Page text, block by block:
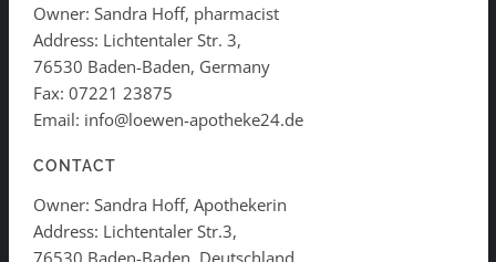
Owner: Sandra Hoff, pharmacist
Address: Lichtentaler Str. 3,
76530 Baden-Baden, Germany
Fax: 07221 23875
Email: info@loewen-apotheke24.de
CONTACT
Owner: Sandra Hoff, Apothekerin
Address: Lichtentaler Str.3,